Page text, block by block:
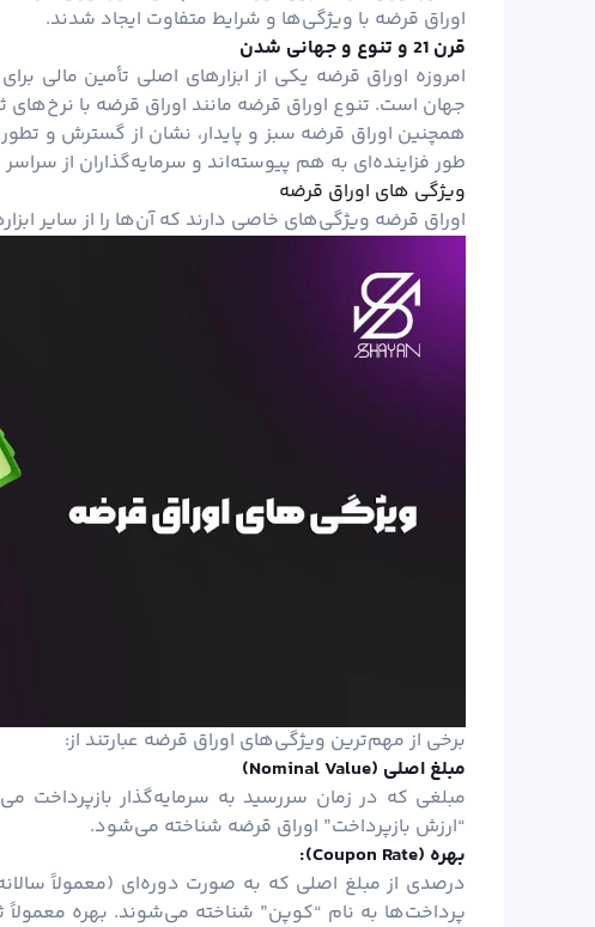
اوراق قرضه با ویژگی‌ها و شرایط متفاوت ایجاد شدند.
قرن 21 و تنوع و جهانی شدن
امروزه اوراق قرضه یکی از ابزارهای اصلی تأمین
جهان است. تنوع اوراق قرضه مانند اوراق قرضه با
همچنین اوراق قرضه سبز و پایدار، نشان از گسترش و تطور
طور فزاینده‌ای به هم پیوسته‌اند و سرمایه‌گذاران از سراسر
ویژگی های اوراق قرضه
اوراق قرضه ویژگی‌های خاصی دارند که آن‌ها را از سایر
برخی از مهم‌ترین ویژگی‌های اوراق قرضه عبارتند از:
مبلغ اصلی (Nominal Value)
مبلغی که در زمان سررسید به سرمایه‌گذار بازپرداخت
“ارزش بازپرداخت” اوراق قرضه شناخته می‌شود.
بهره (Coupon Rate):
درصدی از مبلغ اصلی که به صورت دوره‌ای (معمولاً
پرداخت‌ها به نام “کوپن” شناخته می‌شوند. بهره